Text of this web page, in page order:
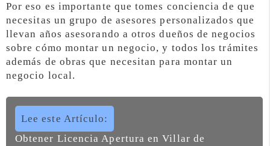
Por eso es importante que tomes conciencia de que
necesitas un grupo de asesores personalizados que
llevan años asesorando a otros dueños de negocios
sobre cómo montar un negocio, y todos los trámites
además de obras que necesitan para montar un
negocio local.
Lee este Artículo:
Obtener Licencia Apertura en Villar de